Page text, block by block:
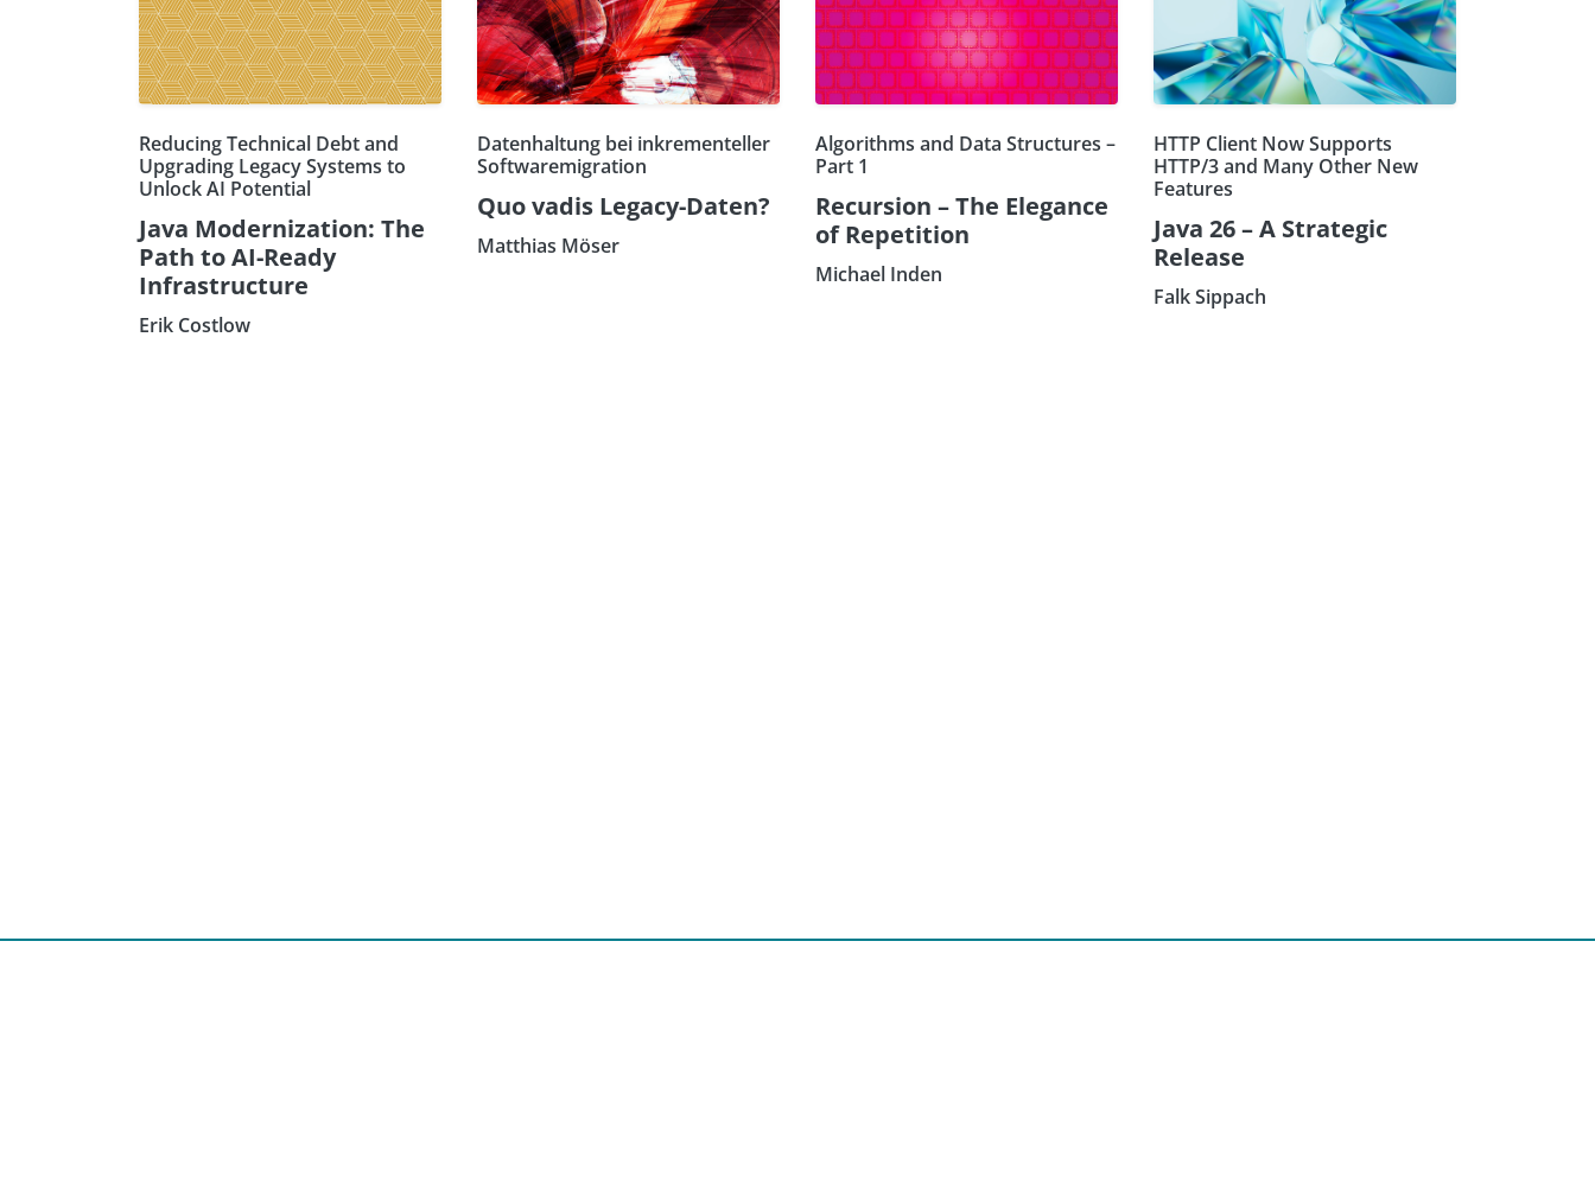
Reducing Technical Debt and
Upgrading Legacy Systems to
Unlock AI Potential
Java Modernization: The
Path to AI-Ready
Infrastructure
Erik Costlow
Datenhaltung bei inkrementeller
Softwaremigration
Quo vadis Legacy-Daten?
Matthias Möser
Algorithms and Data Structures –
Part 1
Recursion – The Elegance
of Repetition
Michael Inden
HTTP Client Now Supports
HTTP/3 and Many Other New
Features
Java 26 – A Strategic
Release
Falk Sippach